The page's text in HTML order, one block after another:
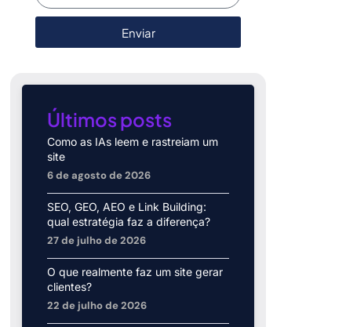
Enviar
Últimos posts
Como as IAs leem e rastreiam um
site
6 de agosto de 2026
SEO, GEO, AEO e Link Building:
qual estratégia faz a diferença?
27 de julho de 2026
O que realmente faz um site gerar
clientes?
22 de julho de 2026